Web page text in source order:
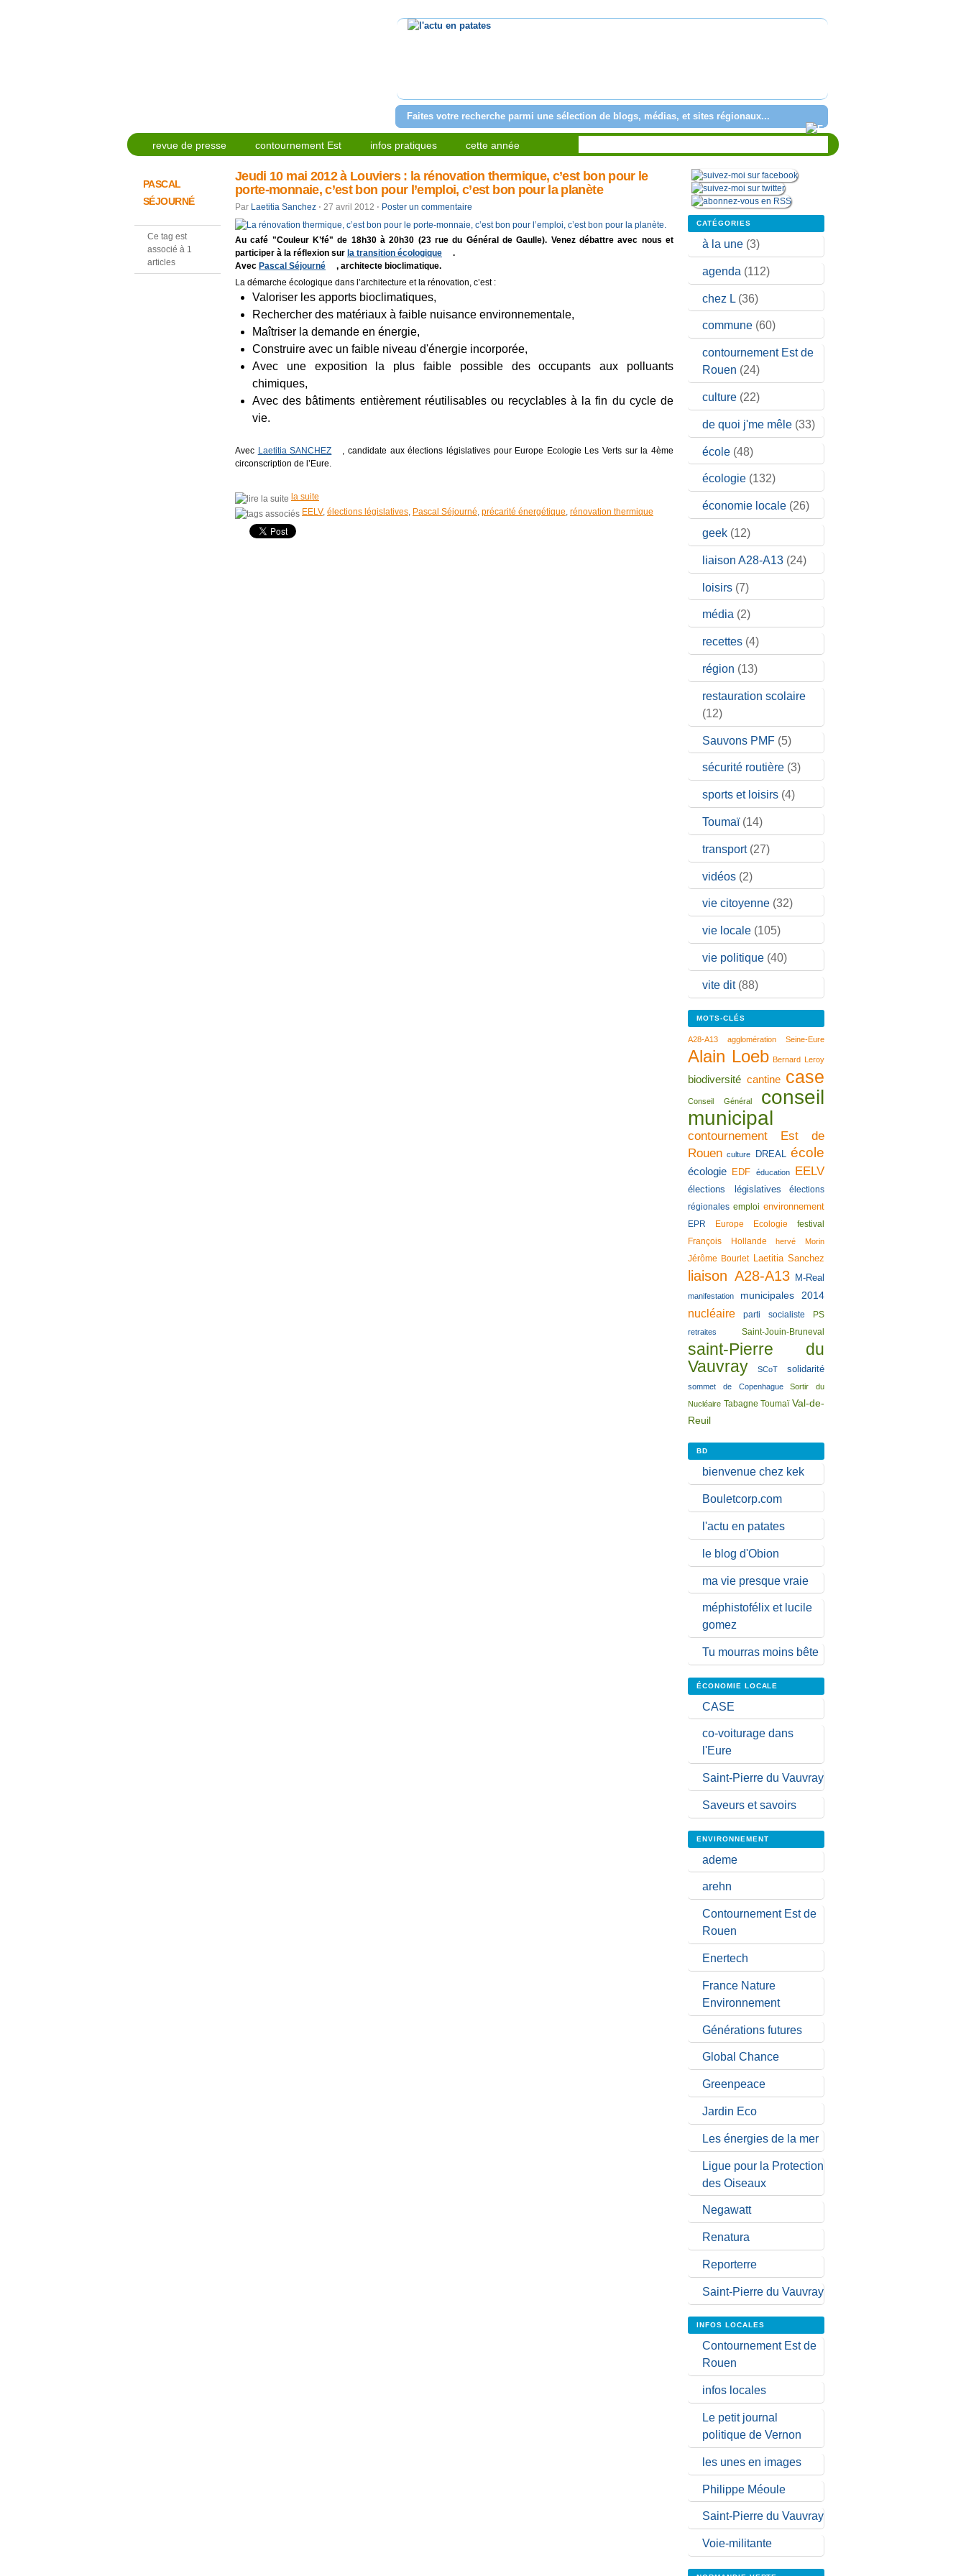
Faites votre recherche parmi une sélection de blogs, médias, et sites régionaux...
revue de presse contournement Est infos pratiques cette année
PASCAL
SÉJOURNÉ
Ce tag est
associé à 1
articles
Jeudi 10 mai 2012 à Louviers : la rénovation thermique, c’est bon pour le
porte-monnaie, c’est bon pour l’emploi, c’est bon pour la planète
Par Laetitia Sanchez ⋅ 27 avril 2012 ⋅ Poster un commentaire
Au café "Couleur K’fé" de 18h30 à 20h30 (23 rue du Général de Gaulle). Venez débattre avec nous et
participer à la réflexion sur la transition écologique
.
Avec Pascal Séjourné
, architecte bioclimatique.
La démarche écologique dans l’architecture et la rénovation, c’est :
Valoriser les apports bioclimatiques,
Rechercher des matériaux à faible nuisance environnementale,
Maîtriser la demande en énergie,
Construire avec un faible niveau d'énergie incorporée,
Avec une exposition la plus faible possible des occupants aux polluants
chimiques,
Avec des bâtiments entièrement réutilisables ou recyclables à la fin du cycle de
vie.
Avec Laetitia SANCHEZ
, candidate aux élections législatives pour Europe Ecologie Les Verts sur la 4ème
circonscription de l’Eure.
la suite
EELV, élections législatives, Pascal Séjourné, précarité énergétique, rénovation thermique
CATÉGORIES
à la une (3)
agenda (112)
chez L (36)
commune (60)
contournement Est de
Rouen (24)
culture (22)
de quoi j'me mêle (33)
école (48)
écologie (132)
économie locale (26)
geek (12)
liaison A28-A13 (24)
loisirs (7)
média (2)
recettes (4)
région (13)
restauration scolaire
(12)
Sauvons PMF (5)
sécurité routière (3)
sports et loisirs (4)
Toumaï(14)
transport(27)
vidéos (2)
vie citoyenne (32)
vie locale (105)
vie politique (40)
vite dit(88)
MOTS-CLÉS
A28-A13 agglomération Seine-Eure
Alain Loeb Bernard Leroy
biodiversité cantine case
Conseil Général
conseil
municipal
contournement Est de
Rouen culture DREAL école
écologie EDF éducation EELV
élections législatives
élections
régionales emploi environnement
EPR Europe Ecologie
festival
François Hollande
hervé Morin
Jérôme Bourlet Laetitia Sanchez
liaison A28-A13 M-Real
manifestation municipales 2014
nucléaire parti socialiste PS
retraites Saint-Jouin-Bruneval
saint-Pierre du
Vauvray
SCoT solidarité
sommet de Copenhague
Sortir du
Nucléaire Tabagne Toumaï Val-de-
Reuil
BD
bienvenue chez kek
Bouletcorp.com
l'actu en patates
le blog d'Obion
ma vie presque vraie
méphistofélix et lucile
gomez
Tu mourras moins bête
ÉCONOMIE LOCALE
CASE
co-voiturage dans
l'Eure
Saint-Pierre du Vauvray
Saveurs et savoirs
ENVIRONNEMENT
ademe
arehn
Contournement Est de
Rouen
Enertech
France Nature
Environnement
Générations futures
Global Chance
Greenpeace
Jardin Eco
Les énergies de la mer
Ligue pour la Protection
des Oiseaux
Negawatt
Renatura
Reporterre
Saint-Pierre du Vauvray
INFOS LOCALES
Contournement Est de
Rouen
infos locales
Le petit journal
politique de Vernon
les unes en images
Philippe Méoule
Saint-Pierre du Vauvray
Voie-militante